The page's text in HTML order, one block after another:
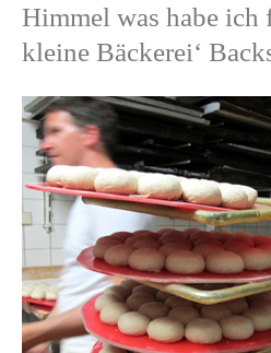
Himmel was habe
kleine Bäckerei‘